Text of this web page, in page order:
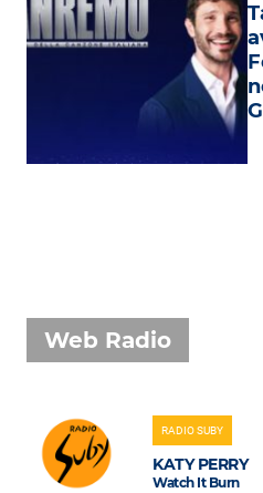
Web Radio
RADIO SUBY
KATY PERRY
Watch It Burn